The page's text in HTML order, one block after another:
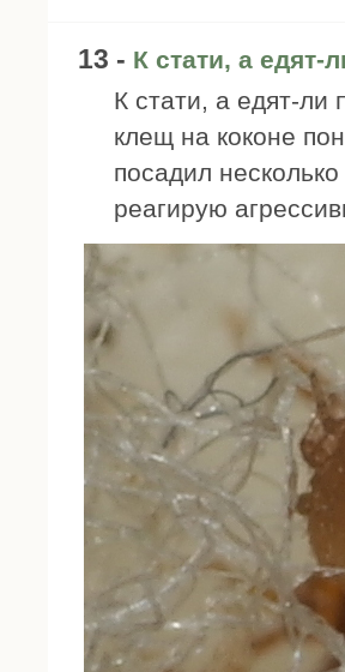
13 - К стати, а едят-
К стати, а едят-
клещ на коконе
посадил
реагирую